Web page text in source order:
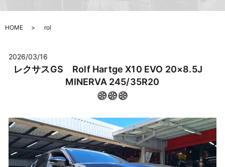
HOME rol
2026/03/16
レクサスGS Rolf Hartge X10 EVO 20×8.5J
MINERVA 245/35R20